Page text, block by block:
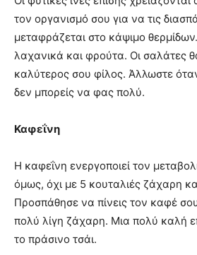
τον οργανισμό σου για να τις
μεταφράζεται στο κάψιμο
λαχανικά και φρούτα. Οι σαλάτες
καλύτερος σου φίλος. Άλλωστε
δεν μπορείς να φας πολύ.
Καφεΐνη
Η καφεΐνη ενεργοποιεί τον
όμως, όχι με 5 κουταλιές ζάχαρη
Προσπάθησε να πίνεις τον καφέ
πολύ λίγη ζάχαρη. Μια πολύ καλή
το πράσινο τσάι.